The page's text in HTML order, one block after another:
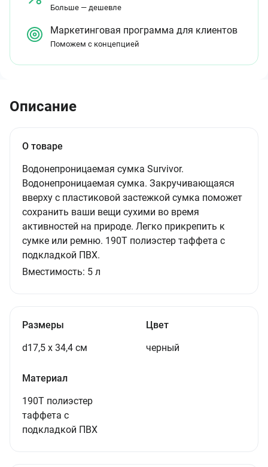
Больше — дешевле
Маркетинговая программа для клиентов
Поможем с концепцией
Описание
О товаре
Водонепроницаемая сумка Survivor.
Водонепроницаемая сумка. Закручивающаяся
вверху с пластиковой застежкой сумка поможет
сохранить ваши вещи сухими во время
активностей на природе. Легко прикрепить к
сумке или ремню. 190T полиэстер таффета с
подкладкой ПВХ.
Вместимость: 5 л
Размеры
d17,5 х 34,4 см
Цвет
черный
Материал
190T полиэстер
таффета с
подкладкой ПВХ